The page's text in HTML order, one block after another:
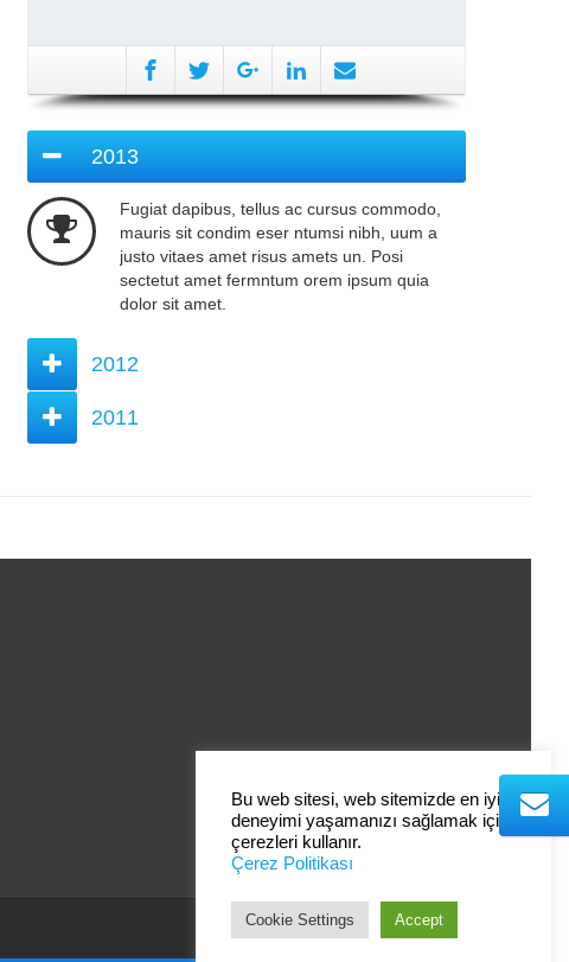
2013
Fugiat dapibus, tellus ac cursus commodo,
mauris sit condim eser ntumsi nibh, uum a
justo vitaes amet risus amets un. Posi
sectetut amet fermntum orem ipsum quia
dolor sit amet.
2012
2011
Bu web sitesi, web sitemizde en iyi
deneyimi yaşamanızı sağlamak için
çerezleri kullanır.
Çerez Politikası
Cookie Settings Accept